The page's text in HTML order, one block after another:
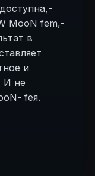
MooN fem,-
в
и
И не
fея.